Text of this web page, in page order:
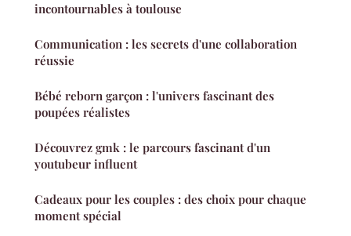
incontournables à toulouse
Communication : les secrets d'une collaboration
réussie
Bébé reborn garçon : l'univers fascinant des
poupées réalistes
Découvrez gmk : le parcours fascinant d'un
youtubeur influent
Cadeaux pour les couples : des choix pour chaque
moment spécial